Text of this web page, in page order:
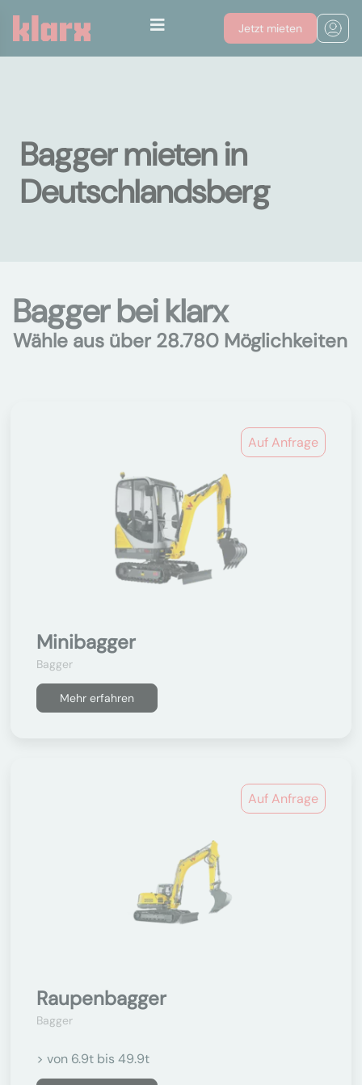
Jetzt mieten
Bagger mieten in
Deutschlandsberg
Bagger bei klarx
Wähle aus über 28.780 Möglichkeiten
Auf Anfrage
Minibagger
Bagger
Mehr erfahren
Auf Anfrage
Raupenbagger
Bagger
> von 6.9t bis 49.9t